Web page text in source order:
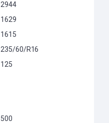
2944
1629
1615
235/60/R16
125
500